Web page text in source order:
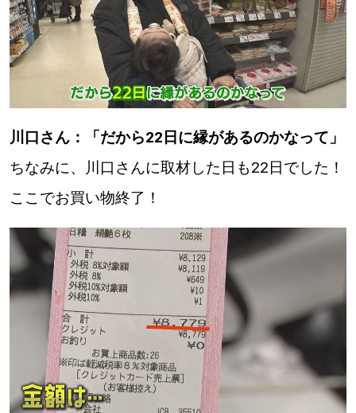
川口さん：「だから22日に縁があるのかなって」
ちなみに、川口さんに取材した日も22日でした！
ここでお買い物終了！